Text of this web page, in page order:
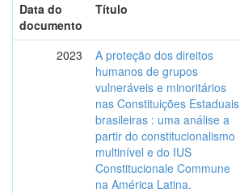
Data do
documento
Título
2023
A proteção dos direitos
humanos de grupos
vulneráveis e minoritários
nas Constituições Estaduais
brasileiras : uma análise a
partir do constitucionalismo
multinível e do IUS
Constitucionale Commune
na América Latina.